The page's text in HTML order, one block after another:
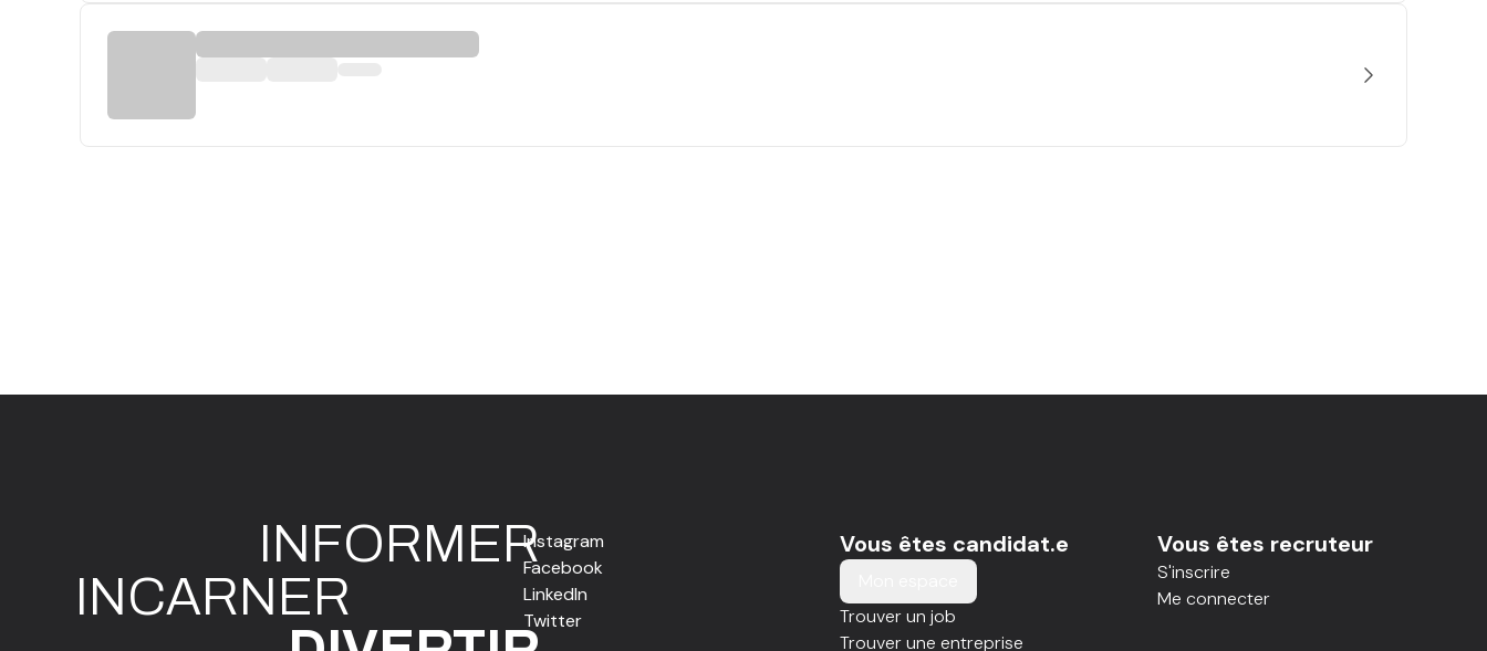
INFORMER
INCARNER
Instagram
Facebook
LinkedIn
Twitter
Vous êtes candidat.e
Trouver un job
Trouver une entreprise
Vous êtes recruteur
S'inscrire
Me connecter